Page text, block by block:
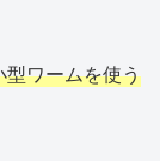
ワームを使う